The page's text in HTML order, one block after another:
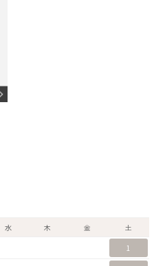
水 木 金
土
1